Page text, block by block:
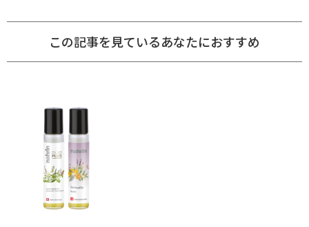
この記事を見ているあなたにおすすめ